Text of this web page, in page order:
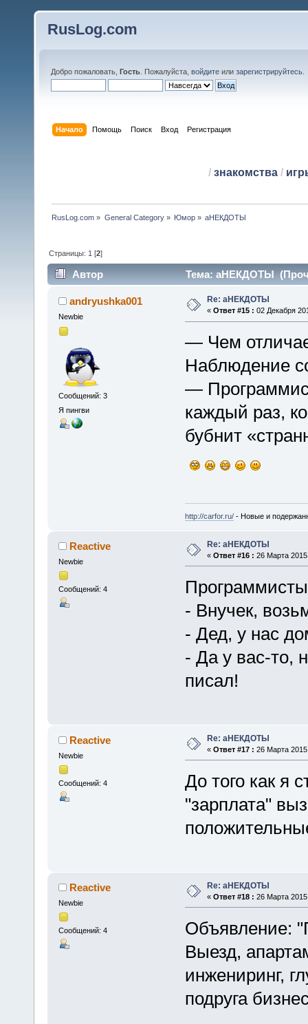
RusLog.com
Добро пожаловать, Гость . Пожалуйста, войдите или зарегистрируйтесь
Начало Помощь Поиск Вход Регистрация
/ знакомства/
RusLog.com » General Category» Юмор» аНЕКДОТЫ
Страницы: 1 [2]
Автор Тема: аНЕКДОТЫ
andryushka001
Newbie
Сообщений: 3
Я пингви
Re: аНЕКДОТЫ
« Ответ #15 : 02 Декабря
— Чем
Наблюдение
—
каждый раз,
бубнит
http://carfor.ru/- Новые и
Reactive
Newbie
Сообщений: 4
Re: аНЕКДОТЫ
« Ответ #16 : 26 Марта
- Внучек,
- Дед, у нас
- Да у вас-то,
писал!
Reactive
Newbie
Сообщений: 4
Re: аНЕКДОТЫ
« Ответ #17 : 26 Марта
До того как я
"зарплата"
Reactive
Newbie
Сообщений: 4
Re: аНЕКДОТЫ
« Ответ #18 : 26 Марта
Объявление:
Выезд,
инжениринг,
подруга